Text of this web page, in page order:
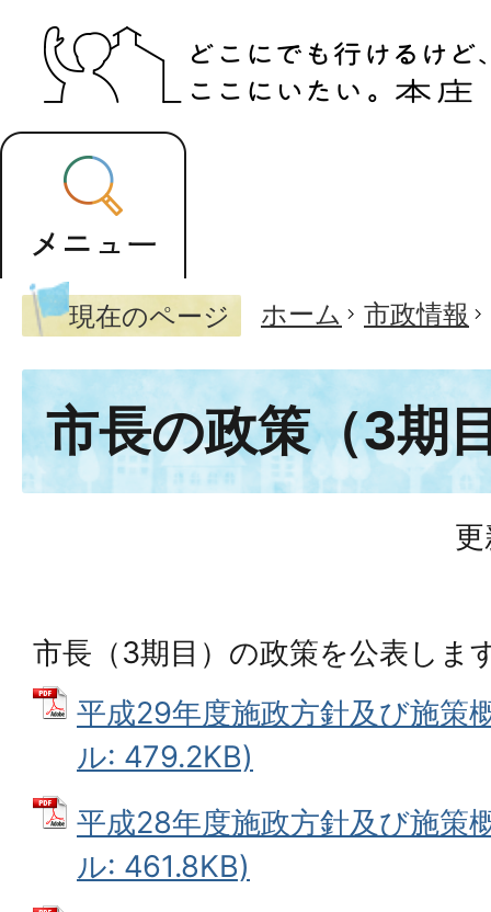
現在のページ ホーム 市政情報
市長の政策（3期
市長（3期目）の政策を公表しま
平成29年度施政方針及び施策
ル: 479.2KB)
平成28年度施政方針及び施策
ル: 461.8KB)